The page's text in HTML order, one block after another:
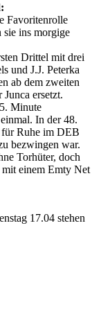
Favoritenrolle
sie ins morgige
Drittel mit drei
und J.J. Peterka
ab dem zweiten
ersetzt.
Minute
In der 48.
für Ruhe im DEB
bezwingen war.
Torhüter, doch
einem Emty Net
17.04 stehen